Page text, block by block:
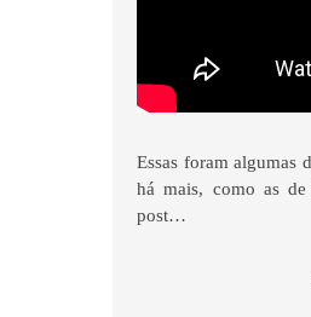
Essas foram algumas
há mais, como as
post…